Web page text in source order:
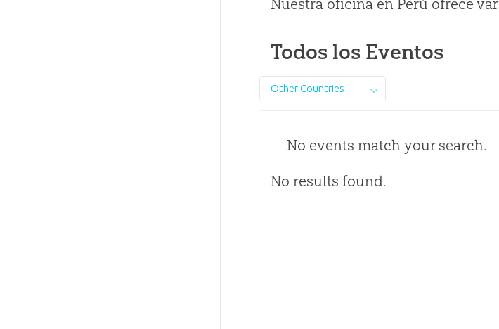
Nuestra oficina en Perú ofrece
Todos los Eventos
Other Countries
No events match your search.
No results found.